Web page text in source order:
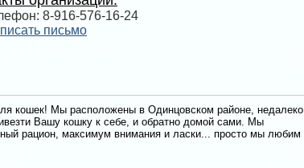
8-916-576-16-24
письмо
кошек! Мы расположены в Одинцовском районе, недалеко
Вашу кошку к себе, и обратно домой сами. Мы
рацион, максимум внимания и ласки... просто мы любим